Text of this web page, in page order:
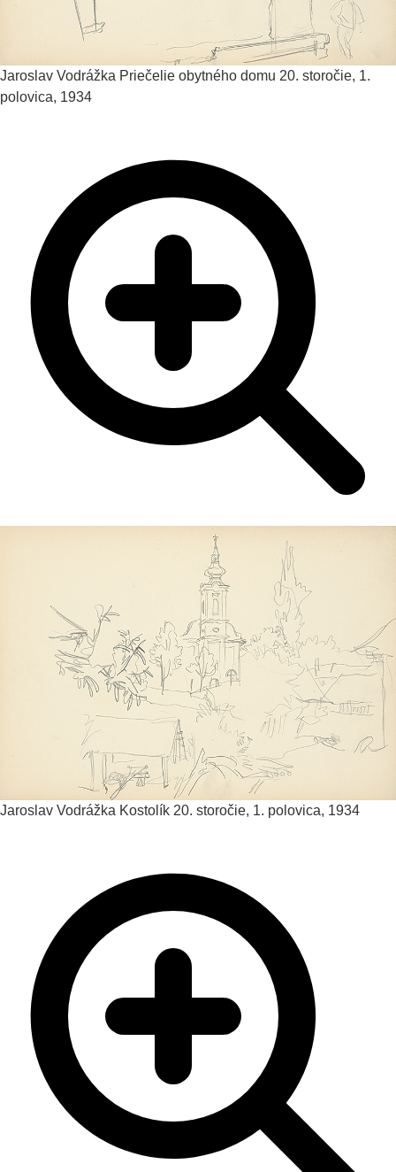
Jaroslav Vodrážka Priečelie obytného domu 20. storočie, 1.
polovica, 1934
Jaroslav Vodrážka Kostolík 20. storočie, 1. polovica, 1934